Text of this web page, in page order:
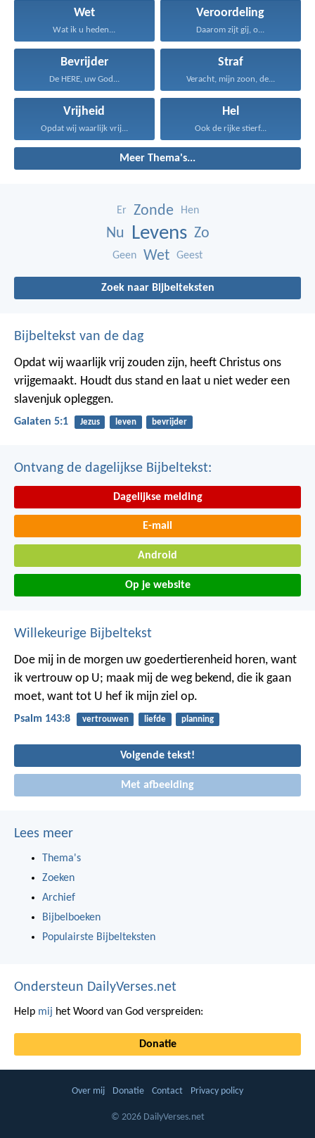
Wet
Wat ik u heden...
Veroordeling
Daarom zijt gij, o...
Bevrijder
De HERE, uw God...
Straf
Veracht, mijn zoon, de...
Vrijheid
Opdat wij waarlijk vrij...
Hel
Ook de rijke stierf...
Meer Thema's...
Er Zonde Hen
Nu Levens Zo
Geen Wet Geest
Zoek naar Bijbelteksten
Bijbeltekst van de dag
Opdat wij waarlijk vrij zouden zijn, heeft Christus ons
vrijgemaakt. Houdt dus stand en laat u niet weder een
slavenjuk opleggen.
Galaten 5:1 Jezus leven bevrijder
Ontvang de dagelijkse Bijbeltekst:
Dagelijkse melding
E-mail
Android
Op je website
Willekeurige Bijbeltekst
Doe mij in de morgen uw goedertierenheid horen, want
ik vertrouw op U; maak mij de weg bekend, die ik gaan
moet, want tot U hef ik mijn ziel op.
Psalm 143:8 vertrouwen liefde planning
Volgende tekst!
Met afbeelding
Lees meer
Thema's
Zoeken
Archief
Bijbelboeken
Populairste Bijbelteksten
Ondersteun DailyVerses.net
Help mij het Woord van God verspreiden:
Donatie
Over mij Donatie Contact Privacy policy
© 2026 DailyVerses.net